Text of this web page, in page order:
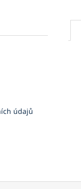
údajů